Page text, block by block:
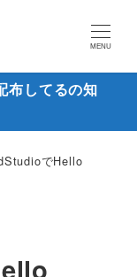
MENU
布してるの知
でHello